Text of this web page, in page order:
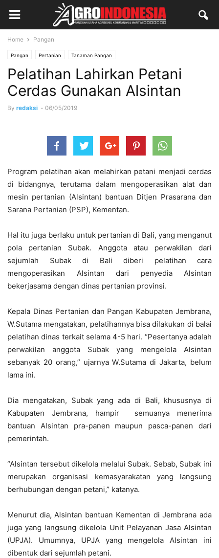
Home Pangan
Pangan Pertanian Tanaman Pangan
Pelatihan Lahirkan Petani
Cerdas Gunakan Alsintan
By redaksi - 06/05/2019
Program pelatihan akan melahirkan petani menjadi cerdas
di bidangnya, terutama dalam mengoperasikan alat dan
mesin pertanian (Alsintan) bantuan Ditjen Prasarana dan
Sarana Pertanian (PSP), Kementan.
Hal itu juga berlaku untuk pertanian di Bali, yang menganut
pola pertanian Subak. Anggota atau perwakilan dari
sejumlah Subak di Bali diberi pelatihan cara
mengoperasikan Alsintan dari penyedia Alsintan
bekerjasama dengan dinas pertanian provinsi.
Kepala Dinas Pertanian dan Pangan Kabupaten Jembrana,
W.Sutama mengatakan, pelatihannya bisa dilakukan di balai
pelatihan dinas terkait selama 4-5 hari. “Pesertanya adalah
perwakilan anggota Subak yang mengelola Alsintan
sebanyak 20 orang,” ujarnya W.Sutama di Jakarta, belum
lama ini.
Dia mengatakan, Subak yang ada di Bali, khususnya di
Kabupaten Jembrana, hampir semuanya menerima
bantuan Alsintan pra-panen maupun pasca-panen dari
pemerintah.
“Alsintan tersebut dikelola melalui Subak. Sebab, Subak ini
merupakan organisasi kemasyarakatan yang langsung
berhubungan dengan petani,” katanya.
Menurut dia, Alsintan bantuan Kementan di Jembrana ada
juga yang langsung dikelola Unit Pelayanan Jasa Alsintan
(UPJA). Umumnya, UPJA yang mengelola Alsintan ini
dibentuk dari sejumlah petani.